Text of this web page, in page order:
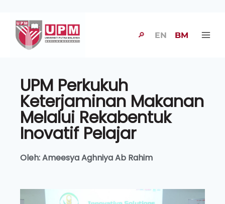
🔎 EN BM
UPM Perkukuh
Keterjaminan Makanan
Melalui Rekabentuk
Inovatif Pelajar
Oleh: Ameesya Aghniya Ab Rahim